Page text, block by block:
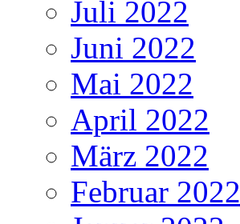
Juli 2022
Juni 2022
Mai 2022
April 2022
März 2022
Februar 2022